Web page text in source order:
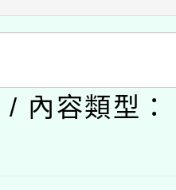
專業研習
人工智慧
講師名單
與教學軟
員會函釋公
內容類型：